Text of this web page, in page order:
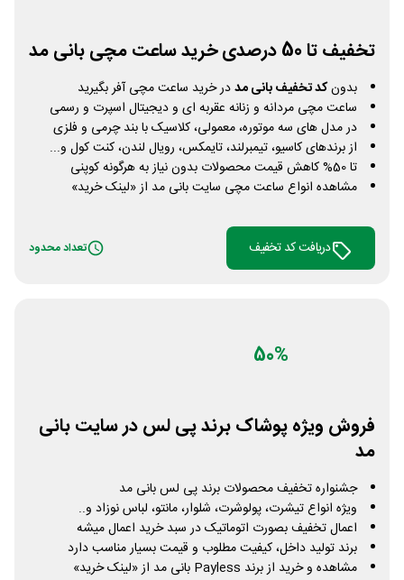
تخفیف تا 50 درصدی خرید ساعت مچی بانی مد
بدونکد تخفیف بانی مددر خرید ساعت مچی آفر بگیرید
ساعت مچی مردانه و زنانه عقربه ای و دیجیتال اسپرت و رسمی
در مدل های سه موتوره، معمولی، کلاسیک با بند چرمی و فلزی
از برندهای کاسیو، تیمبرلند، تایمکس، رویال لندن، کنت کول و...
تا 50% کاهش قیمت محصولات بدون نیاز به هرگونه کوپنی
مشاهده انواع ساعت مچی سایت بانی مد از «لینک خرید»
دریافت کد تخفیف تعداد محدود
50%
فروش ویژه پوشاک برند پی لس در سایت بانی
مد
جشنواره تخفیف محصولات برند پی لس بانی مد
ویژه انواع تیشرت، پولوشرت، شلوار، مانتو، لباس نوزاد و..
اعمال تخفیف بصورت اتوماتیک در سبد خرید اعمال میشه
برند تولید داخل، کیفیت مطلوب و قیمت بسیار مناسب دارد
مشاهده و خرید از برند Payless بانی مد از «لینک خرید»